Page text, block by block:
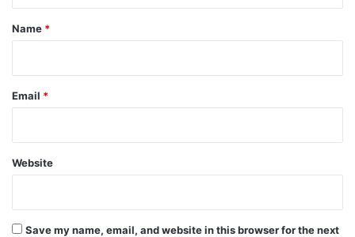
*
Name *
Email *
Website
Save my name, email, and website in this browser for the next